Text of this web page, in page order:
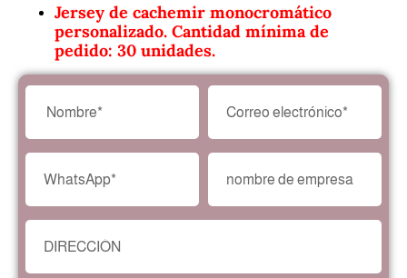
Jersey de cachemir monocromático
personalizado. Cantidad mínima de
pedido: 30 unidades.